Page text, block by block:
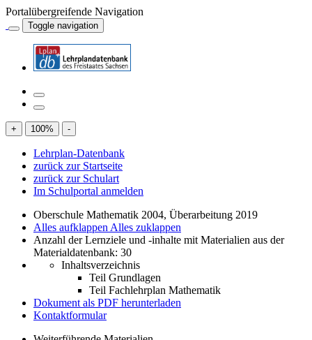
Portalübergreifende Navigation
Toggle navigation
+ 100% -
Lehrplan-Datenbank
zurück zur Startseite
zurück zur Schulart
Im Schulportal anmelden
Oberschule Mathematik 2004, Überarbeitung 2019
Alles aufklappen Alles zuklappen
Anzahl der Lernziele und -inhalte mit Materialien aus der
Materialdatenbank: 30
Inhaltsverzeichnis
Teil Grundlagen
Teil Fachlehrplan Mathematik
Dokument als PDF herunterladen
Kontaktformular